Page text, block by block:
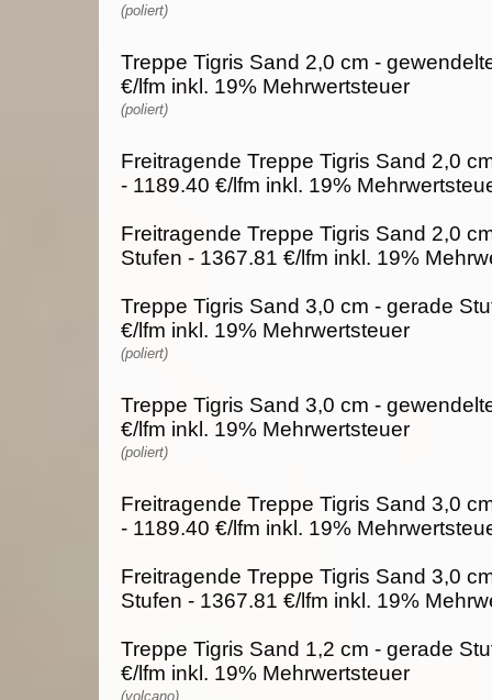
(poliert)
Treppe Tigris Sand 2,0 cm -
€/lfm inkl. 19% Mehrwertsteuer
(poliert)
Freitragende Treppe Tigris Sand 2,0
- 1189.40 €/lfm inkl. 19%
Freitragende Treppe Tigris Sand 2,0
Stufen - 1367.81 €/lfm inkl. 19%
Treppe Tigris Sand 3,0 cm - gerade
€/lfm inkl. 19% Mehrwertsteuer
(poliert)
Treppe Tigris Sand 3,0 cm -
€/lfm inkl. 19% Mehrwertsteuer
(poliert)
Freitragende Treppe Tigris Sand 3,0
- 1189.40 €/lfm inkl. 19%
Freitragende Treppe Tigris Sand 3,0
Stufen - 1367.81 €/lfm inkl. 19%
Treppe Tigris Sand 1,2 cm - gerade
€/lfm inkl. 19% Mehrwertsteuer
(volcano)